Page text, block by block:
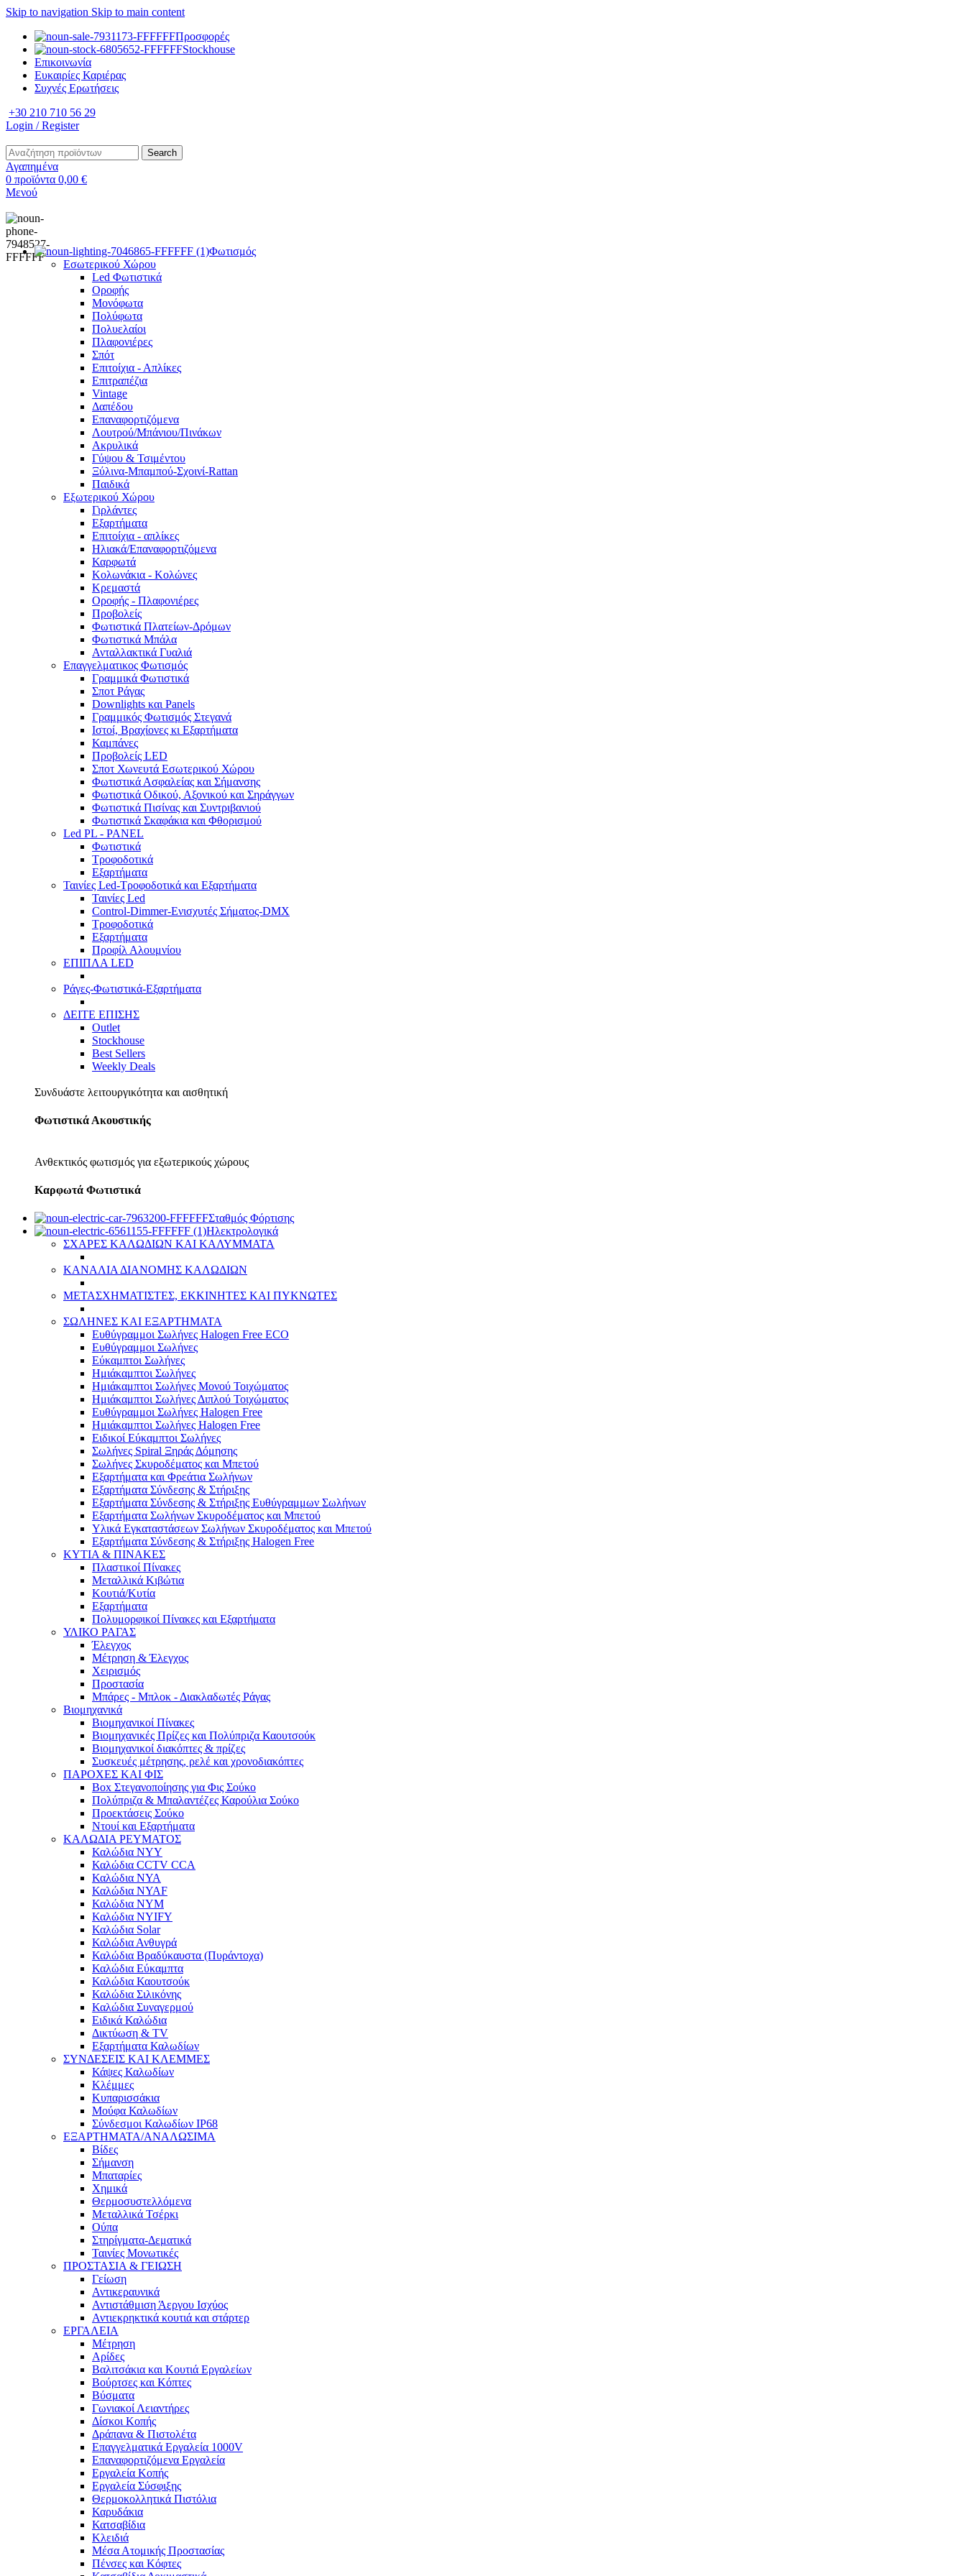
Skip to navigation Skip to main content
Προσφορές
Stockhouse
Επικοινωνία
Ευκαιρίες Καριέρας
Συχνές Ερωτήσεις
+30 210 710 56 29
Login / Register
Search
Αγαπημένα
0 προϊόντα 0,00 €
Μενού
Φωτισμός
Εσωτερικού Χώρου
Led Φωτιστικά
Οροφής
Μονόφωτα
Πολύφωτα
Πολυελαίοι
Πλαφονιέρες
Σπότ
Επιτοίχια - Απλίκες
Επιτραπέζια
Vintage
Δαπέδου
Επαναφορτιζόμενα
Λουτρού/Μπάνιου/Πινάκων
Ακρυλικά
Γύψου & Τσιμέντου
Ξύλινα-Μπαμπού-Σχοινί-Rattan
Παιδικά
Εξωτερικού Χώρου
Γιρλάντες
Εξαρτήματα
Επιτοίχια - απλίκες
Ηλιακά/Επαναφορτιζόμενα
Καρφωτά
Κολωνάκια - Κολώνες
Κρεμαστά
Οροφής - Πλαφονιέρες
Προβολείς
Φωτιστικά Πλατείων-Δρόμων
Φωτιστικά Μπάλα
Ανταλλακτικά Γυαλιά
Επαγγελματικος Φωτισμός
Γραμμικά Φωτιστικά
Σποτ Ράγας
Downlights και Panels
Γραμμικός Φωτισμός Στεγανά
Ιστοί, Βραχίονες κι Εξαρτήματα
Καμπάνες
Προβολείς LED
Σποτ Χωνευτά Εσωτερικού Χώρου
Φωτιστικά Ασφαλείας και Σήμανσης
Φωτιστικά Οδικού, Αξονικού και Σηράγγων
Φωτιστικά Πισίνας και Συντριβανιού
Φωτιστικά Σκαφάκια και Φθορισμού
Led PL - PANEL
Φωτιστικά
Τροφοδοτικά
Εξαρτήματα
Ταινίες Led-Τροφοδοτικά και Εξαρτήματα
Ταινίες Led
Control-Dimmer-Ενισχυτές Σήματος-DMX
Τροφοδοτικά
Εξαρτήματα
Προφίλ Αλουμνίου
ΕΠΙΠΛΑ LED
Ράγες-Φωτιστικά-Εξαρτήματα
ΔΕΙΤΕ ΕΠΙΣΗΣ
Outlet
Stockhouse
Best Sellers
Weekly Deals
Συνδυάστε λειτουργικότητα και αισθητική
Φωτιστικά Ακουστικής
Ανθεκτικός φωτισμός για εξωτερικούς χώρους
Καρφωτά Φωτιστικά
Σταθμός Φόρτισης
Ηλεκτρολογικά
ΣΧΑΡΕΣ ΚΑΛΩΔΙΩΝ ΚΑΙ ΚΑΛΥΜΜΑΤΑ
ΚΑΝΑΛΙΑ ΔΙΑΝΟΜΗΣ ΚΑΛΩΔΙΩΝ
ΜΕΤΑΣΧΗΜΑΤΙΣΤΕΣ, ΕΚΚΙΝΗΤΕΣ ΚΑΙ ΠΥΚΝΩΤΕΣ
ΣΩΛΗΝΕΣ ΚΑΙ ΕΞΑΡΤΗΜΑΤΑ
Ευθύγραμμοι Σωλήνες Halogen Free ECO
Ευθύγραμμοι Σωλήνες
Εύκαμπτοι Σωλήνες
Ημιάκαμπτοι Σωλήνες
Ημιάκαμπτοι Σωλήνες Μονού Τοιχώματος
Ημιάκαμπτοι Σωλήνες Διπλού Τοιχώματος
Ευθύγραμμοι Σωλήνες Halogen Free
Ημιάκαμπτοι Σωλήνες Halogen Free
Ειδικοί Εύκαμπτοι Σωλήνες
Σωλήνες Spiral Ξηράς Δόμησης
Σωλήνες Σκυροδέματος και Μπετού
Εξαρτήματα και Φρεάτια Σωλήνων
Εξαρτήματα Σύνδεσης & Στήριξης
Εξαρτήματα Σύνδεσης & Στήριξης Ευθύγραμμων Σωλήνων
Εξαρτήματα Σωλήνων Σκυροδέματος και Μπετού
Υλικά Εγκαταστάσεων Σωλήνων Σκυροδέματος και Μπετού
Εξαρτήματα Σύνδεσης & Στήριξης Halogen Free
ΚΥΤΙΑ & ΠΙΝΑΚΕΣ
Πλαστικοί Πίνακες
Μεταλλικά Κιβώτια
Κουτιά/Κυτία
Εξαρτήματα
Πολυμορφικοί Πίνακες και Εξαρτήματα
ΥΛΙΚΟ ΡΑΓΑΣ
Έλεγχος
Μέτρηση & Έλεγχος
Χειρισμός
Προστασία
Μπάρες - Μπλοκ - Διακλαδωτές Ράγας
Βιομηχανικά
Βιομηχανικοί Πίνακες
Βιομηχανικές Πρίζες και Πολύπριζα Καουτσούκ
Βιομηχανικοί διακόπτες & πρίζες
Συσκευές μέτρησης, ρελέ και χρονοδιακόπτες
ΠΑΡΟΧΕΣ ΚΑΙ ΦΙΣ
Box Στεγανοποίησης για Φις Σούκο
Πολύπριζα & Μπαλαντέζες Καρούλια Σούκο
Προεκτάσεις Σούκο
Ντουί και Εξαρτήματα
ΚΑΛΩΔΙΑ ΡΕΥΜΑΤΟΣ
Καλώδια NYY
Καλώδια CCTV CCA
Καλώδια NYA
Καλώδια NYAF
Καλώδια NYM
Καλώδια NYIFY
Καλώδια Solar
Καλώδια Ανθυγρά
Καλώδια Βραδύκαυστα (Πυράντοχα)
Καλώδια Εύκαμπτα
Καλώδια Καουτσούκ
Καλώδια Σιλικόνης
Καλώδια Συναγερμού
Ειδικά Καλώδια
Δικτύωση & TV
Εξαρτήματα Καλωδίων
ΣΥΝΔΕΣΕΙΣ ΚΑΙ ΚΛΕΜΜΕΣ
Κάψες Καλωδίων
Κλέμμες
Κυπαρισσάκια
Μούφα Καλωδίων
Σύνδεσμοι Καλωδίων IP68
ΕΞΑΡΤΗΜΑΤΑ/ΑΝΑΛΩΣΙΜΑ
Βίδες
Σήμανση
Μπαταρίες
Χημικά
Θερμοσυστελλόμενα
Μεταλλικά Τσέρκι
Ούπα
Στηρίγματα-Δεματικά
Ταινίες Μονωτικές
ΠΡΟΣΤΑΣΙΑ & ΓΕΙΩΣΗ
Γείωση
Αντικεραυνικά
Αντιστάθμιση Άεργου Ισχύος
Αντιεκρηκτικά κουτιά και στάρτερ
ΕΡΓΑΛΕΙΑ
Μέτρηση
Αρίδες
Βαλιτσάκια και Κουτιά Εργαλείων
Βούρτσες και Κόπτες
Βύσματα
Γωνιακοί Λειαντήρες
Δίσκοι Κοπής
Δράπανα & Πιστολέτα
Επαγγελματικά Εργαλεία 1000V
Επαναφορτιζόμενα Εργαλεία
Εργαλεία Κοπής
Εργαλεία Σύσφιξης
Θερμοκολλητικά Πιστόλια
Καρυδάκια
Κατσαβίδια
Κλειδιά
Μέσα Ατομικής Προστασίας
Πένσες και Κόφτες